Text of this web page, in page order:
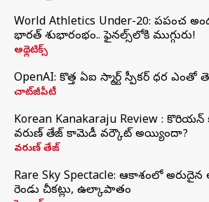
World Athletics Under-20: ప్రపంచ
భారత్‌ శుభారంభం.. ఫైనల్స్‌లోకి ముగ్గురు!
అథ్లెటిక్స్
OpenAI: కొత్త ఏఐ స్మార్ట్ స్పీకర్ ధర ఎంతో
చాట్‌జీపీటీ
Korean Kanakaraju Review : కొరియన్
వరుణ్ తేజ్ కామెడీ వర్కౌట్ అయ్యిందా?
వరుణ్ తేజ్
Rare Sky Spectacle: ఆకాశంలో అరుదైన
రెండు చీకట్లు, ఉల్కాపాతం